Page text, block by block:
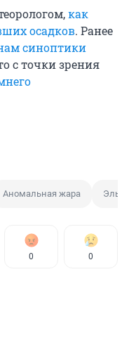
как
осадков. Ранее
синоптики
с точки зрения
Аномальная жара Эль-
0 0